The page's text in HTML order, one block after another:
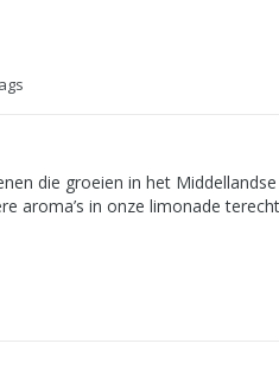
die groeien in het
aroma’s in onze limonade